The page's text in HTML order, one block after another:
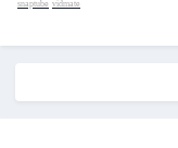
snaptube vidmate